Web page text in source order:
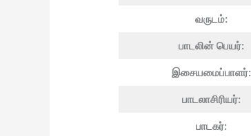
வருடம்:
பாடலின் பெயர்:
இசையமைப்பாளர்:
பாடலாசிரியர்:
பாடகர்: